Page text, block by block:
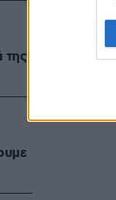
της